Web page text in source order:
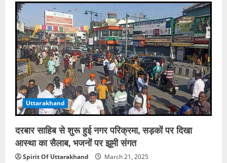
में
सवार
हुआ
था
सिपाही,
10
मिनट
बाद
पटरी
पर
मिला
शव,
पिछले
महीने
ही
पत्नी
ने
दिया
बेटे
को
जन्म
Uttarakhand
दरबार साहिब से शुरू हुई नगर परिक्रमा, सड़कों पर दिखा
आस्था का सैलाब, भजनों पर झूमी संगत
Spirit Of Uttarakhand March 21, 2025